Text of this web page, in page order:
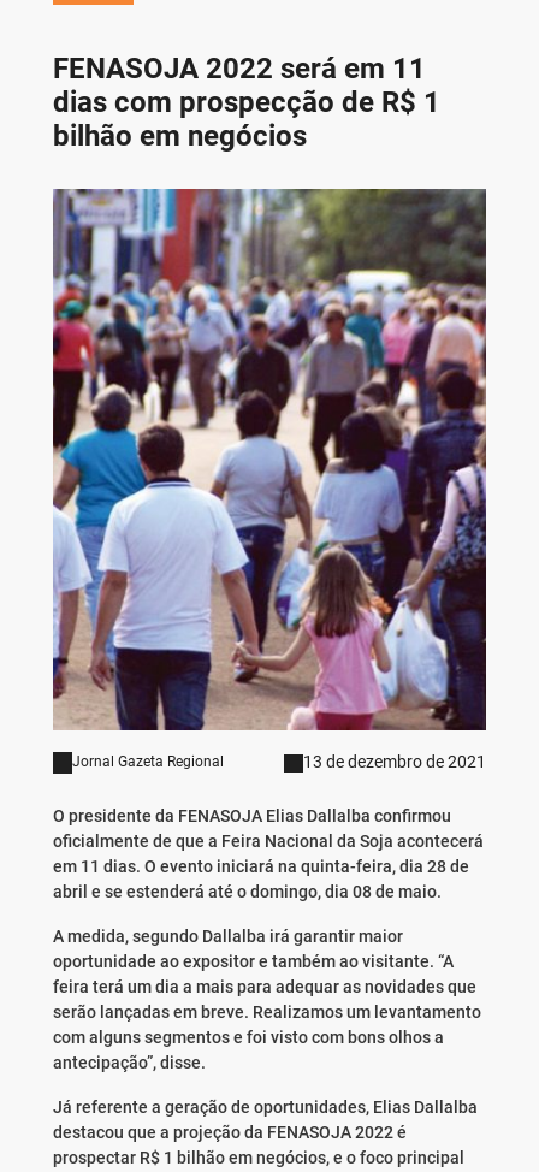
FENASOJA 2022 será em 11
dias com prospecção de R$ 1
bilhão em negócios
Jornal Gazeta Regional 13 de dezembro de 2021
O presidente da FENASOJA Elias Dallalba confirmou
oficialmente de que a Feira Nacional da Soja acontecerá
em 11 dias. O evento iniciará na quinta-feira, dia 28 de
abril e se estenderá até o domingo, dia 08 de maio.
A medida, segundo Dallalba irá garantir maior
oportunidade ao expositor e também ao visitante. “A
feira terá um dia a mais para adequar as novidades que
serão lançadas em breve. Realizamos um levantamento
com alguns segmentos e foi visto com bons olhos a
antecipação”, disse.
Já referente a geração de oportunidades, Elias Dallalba
destacou que a projeção da FENASOJA 2022 é
prospectar R$ 1 bilhão em negócios, e o foco principal